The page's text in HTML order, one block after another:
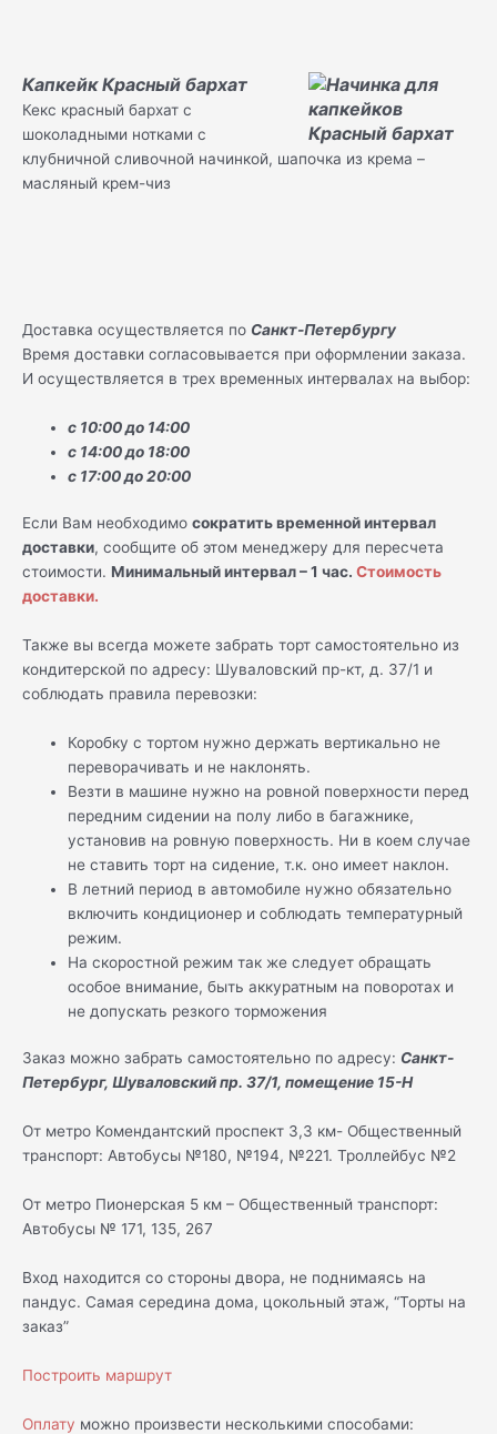
Капкейк Красный бархат
Кекс красный бархат с
шоколадными нотками с
клубничной сливочной начинкой, шапочка из крема –
масляный крем-чиз
Доставка осуществляется по Санкт-Петербургу
Время доставки согласовывается при оформлении заказа.
И осуществляется в трех временных интервалах на выбор:
с 10:00 до 14:00
с 14:00 до 18:00
с 17:00 до 20:00
Если Вам необходимо сократить временной интервал
доставки, сообщите об этом менеджеру для пересчета
стоимости. Минимальный интервал – 1 час. Стоимость
доставки.
Также вы всегда можете забрать торт самостоятельно из
кондитерской по адресу: Шуваловский пр-кт, д. 37/1 и
соблюдать правила перевозки:
Коробку с тортом нужно держать вертикально не
переворачивать и не наклонять.
Везти в машине нужно на ровной поверхности перед
передним сидении на полу либо в багажнике,
установив на ровную поверхность. Ни в коем случае
не ставить торт на сидение, т.к. оно имеет наклон.
В летний период в автомобиле нужно обязательно
включить кондиционер и соблюдать температурный
режим.
На скоростной режим так же следует обращать
особое внимание, быть аккуратным на поворотах и
не допускать резкого торможения
Заказ можно забрать самостоятельно по адресу: Санкт-
Петербург, Шуваловский пр. 37/1, помещение 15-Н
От метро Комендантский проспект 3,3 км- Общественный
транспорт: Автобусы №180, №194, №221. Троллейбус №2
От метро Пионерская 5 км – Общественный транспорт:
Автобусы № 171, 135, 267
Вход находится со стороны двора, не поднимаясь на
пандус. Самая середина дома, цокольный этаж, “Торты на
заказ”
Построить маршрут
Оплату можно произвести несколькими способами: